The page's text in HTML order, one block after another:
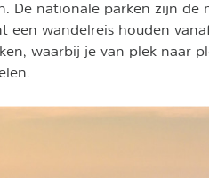
De nationale parken zijn de
een wandelreis houden
waarbij je van plek naar